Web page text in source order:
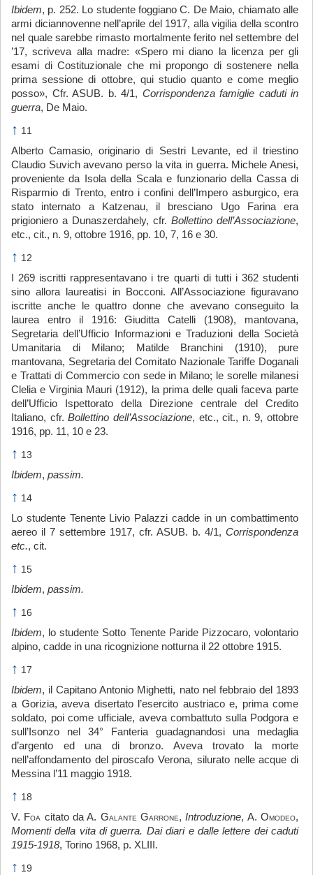
Ibidem, p. 252. Lo studente foggiano C. De Maio, chiamato alle
armi diciannovenne nell’aprile del 1917, alla vigilia della scontro
nel quale sarebbe rimasto mortalmente ferito nel settembre del
’17, scriveva alla madre: «Spero mi diano la licenza per gli
esami di Costituzionale che mi propongo di sostenere nella
prima sessione di ottobre, qui studio quanto e come meglio
posso», Cfr. ASUB. b. 4/1, Corrispondenza famiglie caduti in
guerra, De Maio.
↑ 11
Alberto Camasio, originario di Sestri Levante, ed il triestino
Claudio Suvich avevano perso la vita in guerra. Michele Anesi,
proveniente da Isola della Scala e funzionario della Cassa di
Risparmio di Trento, entro i confini dell’Impero asburgico, era
stato internato a Katzenau, il bresciano Ugo Farina era
prigioniero a Dunaszerdahely, cfr. Bollettino dell’Associazione,
etc., cit., n. 9, ottobre 1916, pp. 10, 7, 16 e 30.
↑ 12
I 269 iscritti rappresentavano i tre quarti di tutti i 362 studenti
sino allora laureatisi in Bocconi. All’Associazione figuravano
iscritte anche le quattro donne che avevano conseguito la
laurea entro il 1916: Giuditta Catelli (1908), mantovana,
Segretaria dell’Ufficio Informazioni e Traduzioni della Società
Umanitaria di Milano; Matilde Branchini (1910), pure
mantovana, Segretaria del Comitato Nazionale Tariffe Doganali
e Trattati di Commercio con sede in Milano; le sorelle milanesi
Clelia e Virginia Mauri (1912), la prima delle quali faceva parte
dell’Ufficio Ispettorato della Direzione centrale del Credito
Italiano, cfr.Bollettino dell’Associazione, etc., cit., n. 9, ottobre
1916, pp. 11, 10 e 23.
↑ 13
Ibidem, passim.
↑ 14
Lo studente Tenente Livio Palazzi cadde in un combattimento
aereo il 7 settembre 1917, cfr. ASUB. b. 4/1, Corrispondenza
etc., cit.
↑ 15
Ibidem, passim.
↑ 16
Ibidem, lo studente Sotto Tenente Paride Pizzocaro, volontario
alpino, cadde in una ricognizione notturna il 22 ottobre 1915.
↑ 17
Ibidem, il Capitano Antonio Mighetti, nato nel febbraio del 1893
a Gorizia, aveva disertato l’esercito austriaco e, prima come
soldato, poi come ufficiale, aveva combattuto sulla Podgora e
sull’Isonzo nel 34° Fanteria guadagnandosi una medaglia
d’argento ed una di bronzo. Aveva trovato la morte
nell’affondamento del piroscafo Verona, silurato nelle acque di
Messina l’11 maggio 1918.
↑ 18
V. Foa citato da A. Galante Garrone,Introduzione, A.Omodeo,
Momenti della vita di guerra. Dai diari e dalle lettere dei caduti
1915-1918, Torino 1968, p. XLIII.
↑ 19